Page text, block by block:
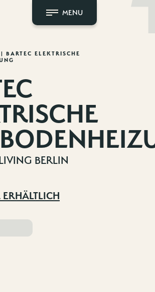
MENU
| BARTEC ELEKTRISCHE
BERLIN